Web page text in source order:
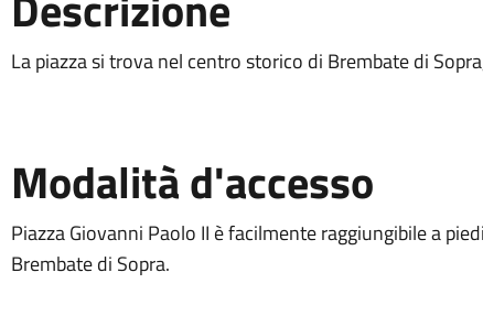
La piazza si trova nel centro storico di Brembate di
Modalità d'accesso
Piazza Giovanni Paolo II è facilmente raggiungibile a
Brembate di Sopra.